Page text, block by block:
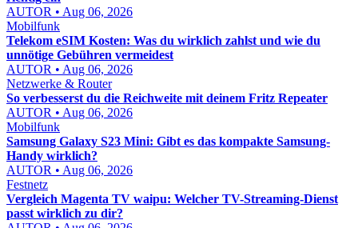
AUTOR • Aug 06, 2026
Mobilfunk
Telekom eSIM Kosten: Was du wirklich zahlst und wie du
unnötige Gebühren vermeidest
AUTOR • Aug 06, 2026
Netzwerke & Router
So verbesserst du die Reichweite mit deinem Fritz Repeater
AUTOR • Aug 06, 2026
Mobilfunk
Samsung Galaxy S23 Mini: Gibt es das kompakte Samsung-
Handy wirklich?
AUTOR • Aug 06, 2026
Festnetz
Vergleich Magenta TV waipu: Welcher TV-Streaming-Dienst
passt wirklich zu dir?